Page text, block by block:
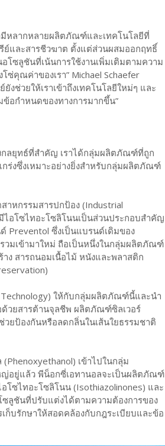
มีหลากหลายผลิตภัณฑ์และเทคโนโลยีที่
ย์และสารชีวฆาต ตั้งแต่ส่วนผสมออกฤทธิ์
โซลูชันที่เน้นการใช้งานเพิ่มเติมตามความ
ซ่คุณค่าของเรา” Michael Schaefer
ช่วยให้เราเข้าถึงเทคโนโลยีใหม่ๆ และ
อกำหนดของทางการมากขึ้น”
กลยุทธ์ที่สำคัญ เราได้กลุ่มผลิตภัณฑ์ที่ถูก
งซึ่งเหมาะอย่างยิ่งสำหรับกลุ่มผลิตภัณฑ์
าหกรรมสารปกป้อง (Industrial
อโซไทอะโซลิโนนเป็นส่วนประกอบสำคัญ
Preventol ซึ่งเป็นแบรนด์เดิมของ
รวมเข้ามาใหม่ ถือเป็นหนึ่งในกลุ่มผลิตภัณฑ์
ง สารถนอมเนื้อไม้ หนังและพลาสติก
Technology) ให้กับกลุ่มผลิตภัณฑ์นี้และนำ
วยสารต้านจุลชีพ ผลิตภัณฑ์ซิลเวอร์
ยป้องกันหรือลดกลิ่นในเส้นใยธรรมชาติ
เข้าไปในกลุ่ม
อยู่แล้ว พีน็อกซี่เอทานอลจะเป็นผลิตภัณฑ์
โซไทอะโซลิโนน (Isothiazolinones) และ
ซลูชันที่ปรับแต่งได้ตามความต้องการของ
ก็บรักษาให้สอดคล้องกับกฎระเบียบและข้อ